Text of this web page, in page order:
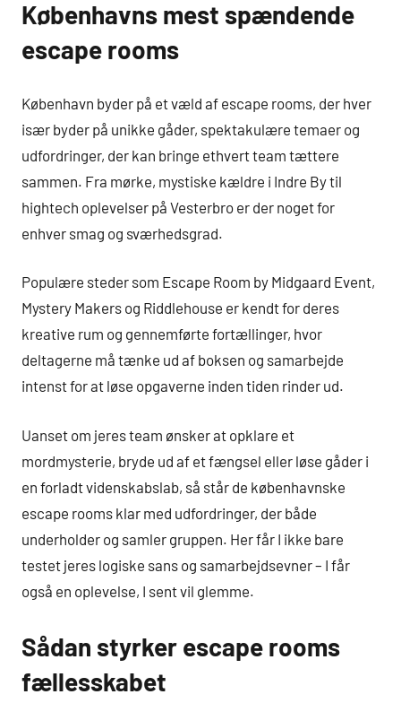
Københavns mest spændende
escape rooms
København byder på et væld af escape rooms, der hver
især byder på unikke gåder, spektakulære temaer og
udfordringer, der kan bringe ethvert team tættere
sammen. Fra mørke, mystiske kældre i Indre By til
hightech oplevelser på Vesterbro er der noget for
enhver smag og sværhedsgrad.
Populære steder som Escape Room by Midgaard Event,
Mystery Makers og Riddlehouse er kendt for deres
kreative rum og gennemførte fortællinger, hvor
deltagerne må tænke ud af boksen og samarbejde
intenst for at løse opgaverne inden tiden rinder ud.
Uanset om jeres team ønsker at opklare et
mordmysterie, bryde ud af et fængsel eller løse gåder i
en forladt videnskabslab, så står de københavnske
escape rooms klar med udfordringer, der både
underholder og samler gruppen. Her får I ikke bare
testet jeres logiske sans og samarbejdsevner – I får
også en oplevelse, I sent vil glemme.
Sådan styrker escape rooms
fællesskabet